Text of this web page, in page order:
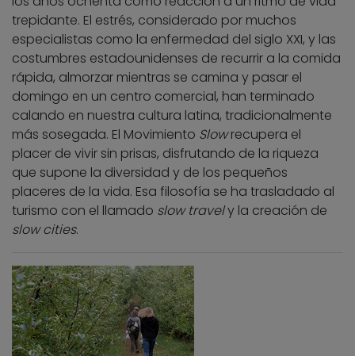
trepidante. El estrés, considerado por muchos
especialistas como la enfermedad del siglo XXI, y las
costumbres estadounidenses de recurrir a la comida
rápida, almorzar mientras se camina y pasar el
domingo en un centro comercial, han terminado
calando en nuestra cultura latina, tradicionalmente
más sosegada. El Movimiento Slowrecupera el
placer de vivir sin prisas, disfrutando de la riqueza
que supone la diversidad y de los pequeños
placeres de la vida. Esa filosofía se ha trasladado al
turismo con el llamado slow travely la creación de
slow cities.